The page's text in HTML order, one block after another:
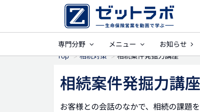
専門分野 メニュー お知らせ
事業保障 就業不能 死
Top
相続対策 相続案件発掘力講座
相続案件発掘力講座
お客様との会話のなかで、相続の課題